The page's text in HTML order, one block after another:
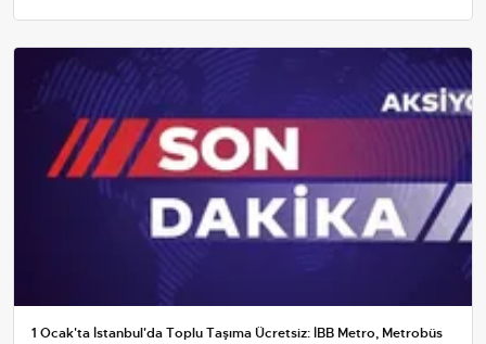
1 Ocak'ta İstanbul'da Toplu Taşıma Ücretsiz: İBB Metro, Metrobüs